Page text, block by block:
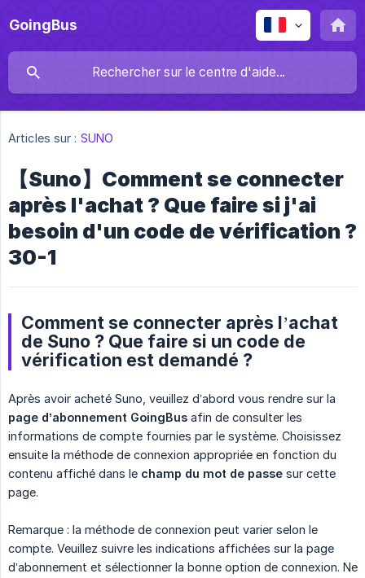
GoingBus
Articles sur : SUNO
【Suno】Comment se connecter
après l'achat ? Que faire si j'ai
besoin d'un code de vérification ?
30-1
Comment se connecter après l’achat
de Suno ? Que faire si un code de
vérification est demandé ?
Après avoir acheté Suno, veuillez d’abord vous rendre sur la
page d’abonnement GoingBus afin de consulter les
informations de compte fournies par le système. Choisissez
ensuite la méthode de connexion appropriée en fonction du
contenu affiché dans le champ du mot de passe sur cette
page.
Remarque : la méthode de connexion peut varier selon le
compte. Veuillez suivre les indications affichées sur la page
d’abonnement et sélectionner la bonne option de connexion. Ne